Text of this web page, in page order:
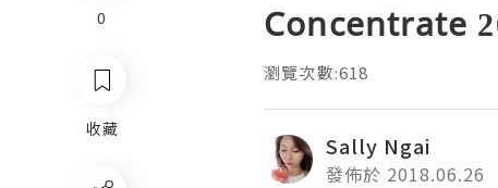
0
收藏
Concentrate
瀏覽次數:618
Sally Ngai
發佈於 2018.06.26